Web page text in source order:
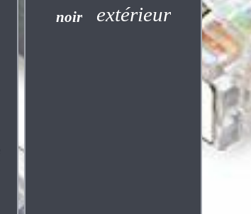
noir extérieur